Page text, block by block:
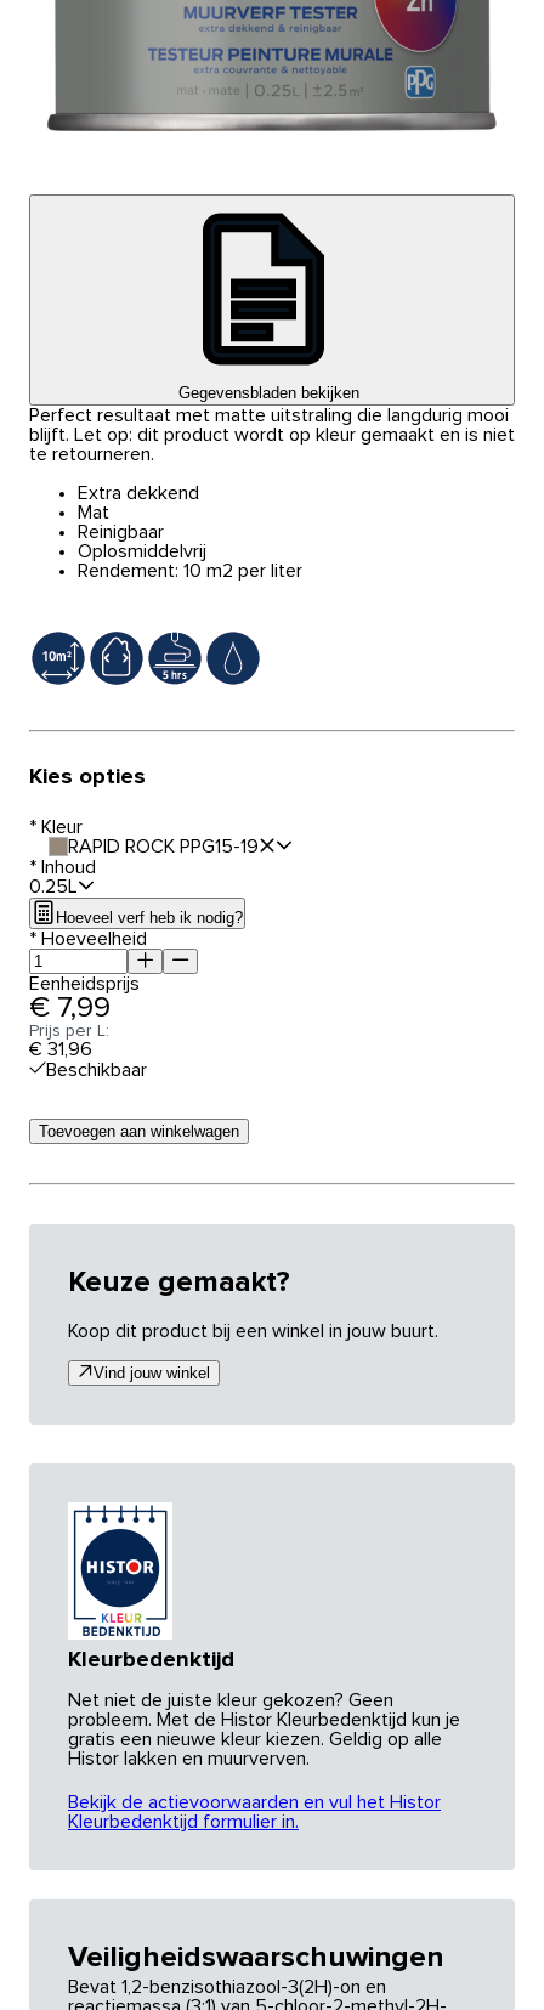
Gegevensbladen bekijken
Perfect resultaat met matte uitstraling die langdurig mooi
blijft. Let op: dit product wordt op kleur gemaakt en is niet
te retourneren.
Extra dekkend
Mat
Reinigbaar
Oplosmiddelvrij
Rendement: 10 m2 per liter
Kies opties
* Kleur
RAPID ROCK PPG15-19
* Inhoud
0.25L
Hoeveel verf heb ik nodig?
* Hoeveelheid
Eenheidsprijs
€ 7,99
Prijs per L:
€ 31,96
Beschikbaar
Toevoegen aan winkelwagen
Keuze gemaakt?
Koop dit product bij een winkel in jouw buurt.
Vind jouw winkel
Kleurbedenktijd
Net niet de juiste kleur gekozen? Geen
probleem. Met de Histor Kleurbedenktijd kun je
gratis een nieuwe kleur kiezen. Geldig op alle
Histor lakken en muurverven.
Bekijk de actievoorwaarden en vul het Histor
Kleurbedenktijd formulier in.
Veiligheidswaarschuwingen
Bevat 1,2-benzisothiazool-3(2H)-on en
reactiemassa (3:1) van 5-chloor-2-methyl-2H-